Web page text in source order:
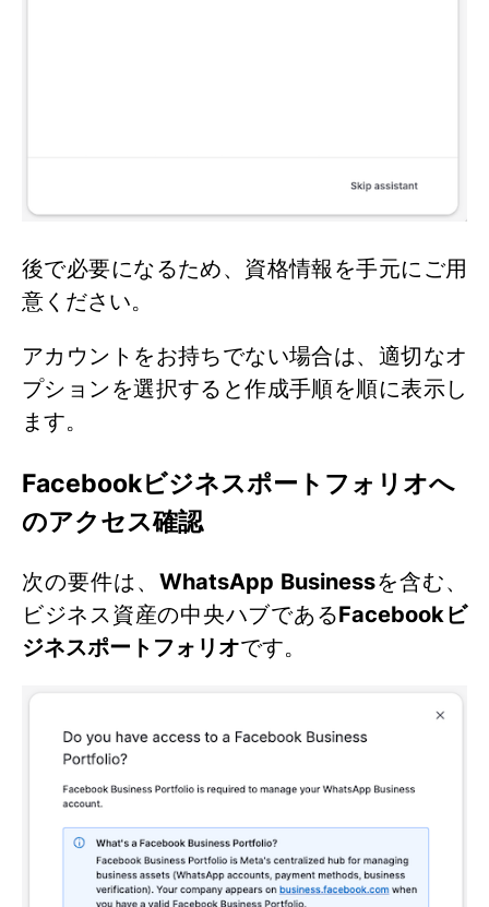
後で必要になるため、資格情報を手元にご用
意ください。
アカウントをお持ちでない場合は、適切なオ
プションを選択すると作成手順を順に表示し
ます。
Facebookビジネスポートフォリオへ
のアクセス確認
次の要件は、 WhatsApp Businessを含む、
ビジネス資産の中央ハブであるFacebookビ
ジネスポートフォリオです。